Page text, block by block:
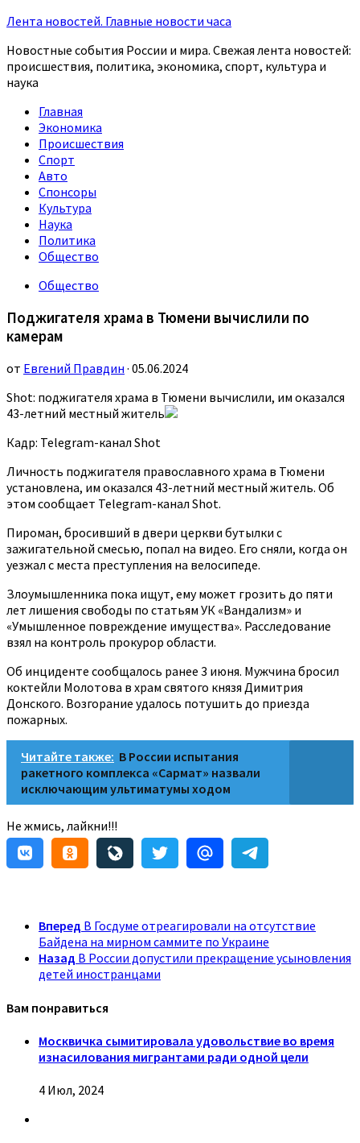
Лента новостей. Главные новости часа
Новостные события России и мира. Свежая лента новостей:
происшествия, политика, экономика, спорт, культура и
наука
Главная
Экономика
Происшествия
Спорт
Авто
Спонсоры
Культура
Наука
Политика
Общество
Общество
Поджигателя храма в Тюмени вычислили по
камерам
от Евгений Правдин · 05.06.2024
Shot: поджигателя храма в Тюмени вычислили, им оказался
43-летний местный житель
Кадр: Telegram-канал Shot
Личность поджигателя православного храма в Тюмени
установлена, им оказался 43-летний местный житель. Об
этом сообщает Telegram-канал Shot.
Пироман, бросивший в двери церкви бутылки с
зажигательной смесью, попал на видео. Его сняли, когда он
уезжал с места преступления на велосипеде.
Злоумышленника пока ищут, ему может грозить до пяти
лет лишения свободы по статьям УК «Вандализм» и
«Умышленное повреждение имущества». Расследование
взял на контроль прокурор области.
Об инциденте сообщалось ранее 3 июня. Мужчина бросил
коктейли Молотова в храм святого князя Димитрия
Донского. Возгорание удалось потушить до приезда
пожарных.
Читайте также: В России испытания
ракетного комплекса «Сармат» назвали
исключающим ультиматумы ходом
Не жмись, лайкни!!!
Вперед В Госдуме отреагировали на отсутствие
Байдена на мирном саммите по Украине
Назад В России допустили прекращение усыновления
детей иностранцами
Вам понравиться
Москвичка сымитировала удовольствие во время
изнасилования мигрантами ради одной цели
4 Июл, 2024